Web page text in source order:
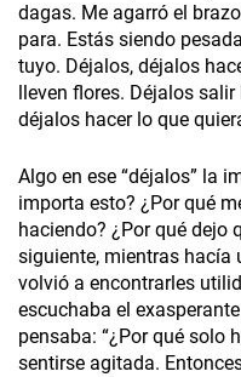
dagas. Me agarró el
para. Estás siendo
tuyo. Déjalos, déjalos
lleven flores. Déjalos
déjalos hacer lo que
Algo en ese “déjalos” la
importa esto? ¿Por qué
haciendo? ¿Por qué dejo
siguiente, mientras hacía
volvió a encontrarles
escuchaba el
pensaba: “¿Por qué solo
sentirse agitada.